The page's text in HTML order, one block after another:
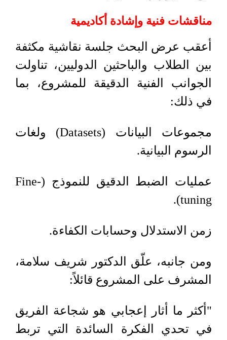
مناقشات فنية وإشادة أكاديمية
أعقب عرض البحث جلسة نقاشية مكثفة
بين الطلاب والباحثين الدوليين، تناولت
الجوانب الفنية الدقيقة للمشروع، بما
في ذلك:
مجموعات البيانات (Datasets) ولغات
الرسوم البيانية.
عمليات الضبط الدقيق للنموذج (Fine-
tuning).
زمن الاستدلال وحسابات الكفاءة.
ومن جانبه، علّق الدكتور شريف سلامة،
المشرف على المشروع قائلاً:
"أكثر ما أثار إعجابي هو شجاعة الفريق
في تحدي الفكرة السائدة التي تربط